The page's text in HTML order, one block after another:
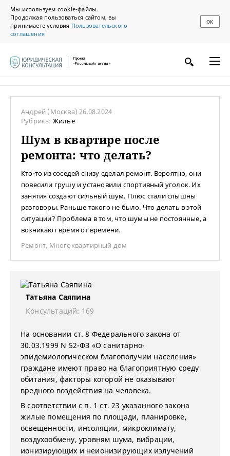
Мы используем cookie-файлы.
Продолжая пользоваться сайтом, вы
принимаете условия Пользовательского
соглашения
ОК
Проект
«Российской газеты»
Андрей (Москва)26.08.2024
Рубрика: Жилье
Шум в квартире после
ремонта: что делать?
Кто-то из соседей снизу сделал ремонт. Вероятно, они
повесили грушу и установили спортивный уголок. Их
занятия создают сильный шум. Плюс стали слышны
разговоры. Раньше такого не было. Что делать в этой
ситуации? Проблема в том, что шумы не постоянные, а
возникают время от времени.
Ремонт, Многоквартирный дом
Татьяна Саяпина
Консультаций: 169
На основании ст. 8 Федерального закона от
30.03.1999 N 52-ФЗ «О санитарно-
эпидемиологическом благополучии населения»
граждане имеют право на благоприятную среду
обитания, факторы которой не оказывают
вредного воздействия на человека.
В соответствии с п. 1 ст. 23 указанного закона
жилые помещения по площади, планировке,
освещенности, инсоляции, микроклимату,
воздухообмену, уровням шума, вибрации,
ионизирующих и неионизирующих излучений